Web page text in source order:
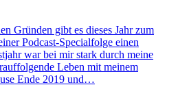
Gründen gibt es dieses Jahr zum
Podcast-Specialfolge einen
war bei mir stark durch meine
Leben mit meinem
Ende 2019 und…